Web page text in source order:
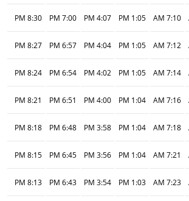
7:10 AM
1:05 PM
4:07 PM
7:00 PM
8:30 PM
7:12 AM
1:05 PM
4:04 PM
6:57 PM
8:27 PM
7:14 AM
1:05 PM
4:02 PM
6:54 PM
8:24 PM
7:16 AM
1:04 PM
4:00 PM
6:51 PM
8:21 PM
7:18 AM
1:04 PM
3:58 PM
6:48 PM
8:18 PM
7:21 AM
1:04 PM
3:56 PM
6:45 PM
8:15 PM
7:23 AM
1:03 PM
3:54 PM
6:43 PM
8:13 PM